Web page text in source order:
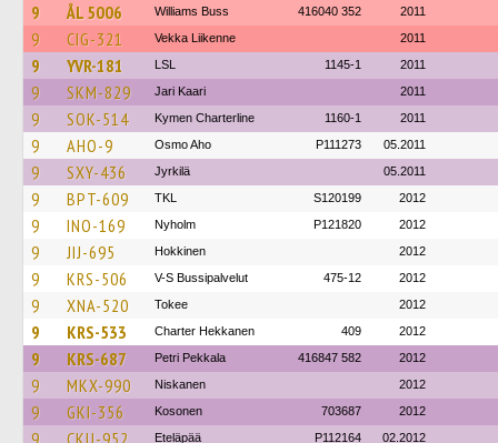
9 ÅL 5006 Williams Buss 416040 352 2011
9 CIG-321 Vekka Liikenne 2011
9 YVR-181 LSL 1145-1 2011
9 SKM-829 Jari Kaari 2011
9 SOK-514 Kymen Charterline 1160-1 2011
9 AHO-9 Osmo Aho P111273 05.2011
9 SXY-436 Jyrkilä 05.2011
9 BPT-609 TKL S120199 2012
9 INO-169 Nyholm P121820 2012
9 JIJ-695 Hokkinen 2012
9 KRS-506 V-S Bussipalvelut 475-12 2012
9 XNA-520 Tokee 2012
9 KRS-533 Charter Hekkanen 409 2012
9 KRS-687 Petri Pekkala 416847 582 2012
9 MKX-990 Niskanen 2012
9 GKI-356 Kosonen 703687 2012
9 CKU-952 Eteläpää P112164 02.2012